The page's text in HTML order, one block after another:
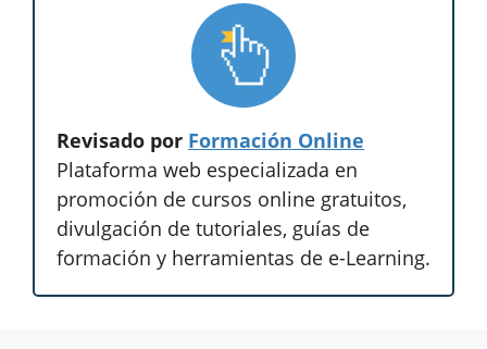
Revisado por Formación Online
Plataforma web especializada en
promoción de cursos online gratuitos,
divulgación de tutoriales, guías de
formación y herramientas de e-Learning.